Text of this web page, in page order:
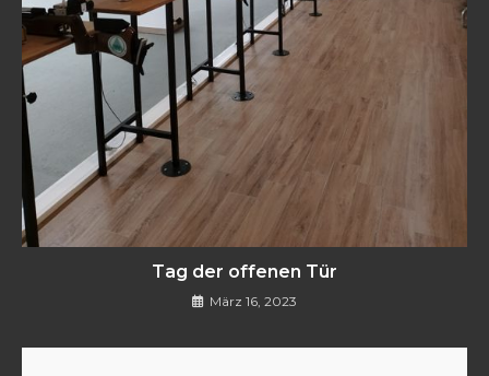
Tag der offenen Tür
März 16, 2023